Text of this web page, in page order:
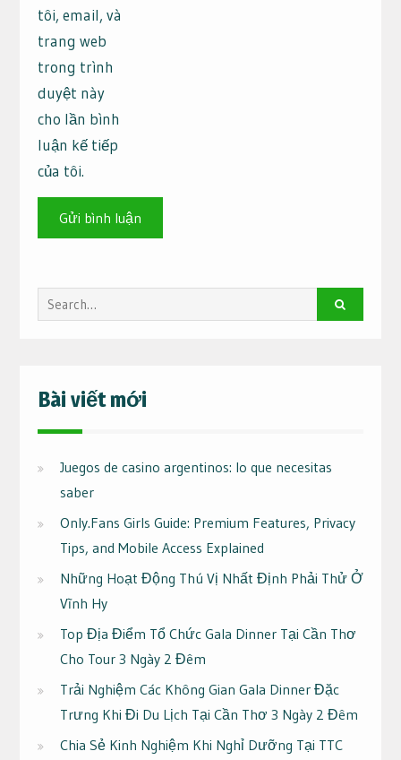
tôi, email, và
trang web
trong trình
duyệt này
cho lần bình
luận kế tiếp
của tôi.
Search
for:
Bài viết mới
Juegos de casino argentinos: lo que necesitas
saber
Only.Fans Girls Guide: Premium Features, Privacy
Tips, and Mobile Access Explained
Những Hoạt Động Thú Vị Nhất Định Phải Thử Ở
Vĩnh Hy
Top Địa Điểm Tổ Chức Gala Dinner Tại Cần Thơ
Cho Tour 3 Ngày 2 Đêm
Trải Nghiệm Các Không Gian Gala Dinner Đặc
Trưng Khi Đi Du Lịch Tại Cần Thơ 3 Ngày 2 Đêm
Chia Sẻ Kinh Nghiệm Khi Nghỉ Dưỡng Tại TTC